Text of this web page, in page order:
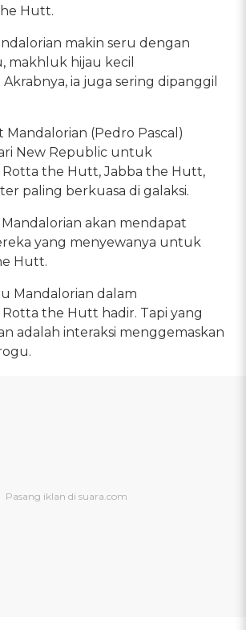
Hutt.
makin seru dengan
makhluk hijau kecil
ia juga sering dipanggil
Mandalorian (Pedro Pascal)
New Republic untuk
the Hutt, Jabba the Hutt,
paling berkuasa di galaksi.
akan mendapat
yang menyewanya untuk
Hutt.
Mandalorian dalam
the Hutt hadir. Tapi yang
adalah interaksi menggemaskan